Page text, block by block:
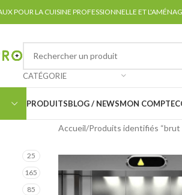
POUR LA CUISINE PROFESSIONNELLE ET
CATÉGORIE
PRODUITSBLOG / NEWSMON COMPTE
25
165
85
Accueil Produits identifiés “brut